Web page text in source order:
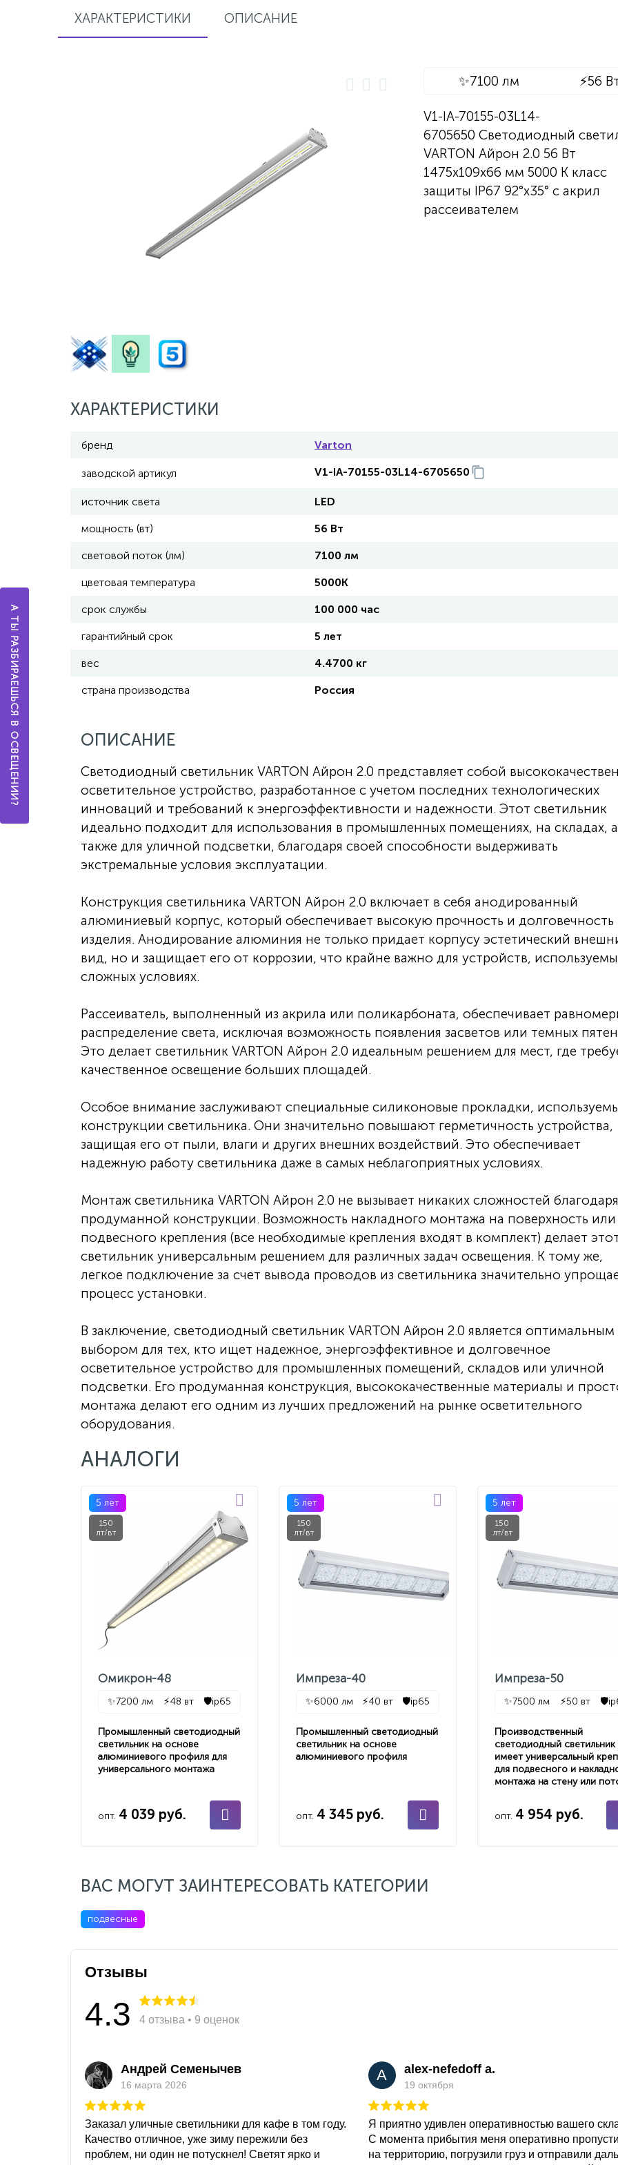
ХАРАКТЕРИСТИКИ ОПИСАНИЕ
✨7100 лм ⚡56
V1-IA-70155-03L14-
6705650 Светодиодный
VARTON Айрон 2.0 56 Вт
1475х109х66 мм 5000 K класс
защиты IP67 92°x35° с акрил
рассеивателем
ХАРАКТЕРИСТИКИ
бренд Varton
заводской артикул V1-IA-70155-03L14-6705650
источник света LED
мощность (вт) 56 Вт
световой поток (лм) 7100 лм
цветовая температура 5000K
срок службы 100 000 час
гарантийный срок 5 лет
вес 4.4700 кг
страна производства Россия
ОПИСАНИЕ
Светодиодный светильник VARTON Айрон 2.0 представляет собой
осветительное устройство, разработанное с учетом последних технологических
инноваций и требований к энергоэффективности и надежности. Этот светильник
идеально подходит для использования в промышленных помещениях, на складах, а
также для уличной подсветки, благодаря своей способности выдерживать
экстремальные условия эксплуатации.
Конструкция светильника VARTON Айрон 2.0 включает в себя анодированный
алюминиевый корпус, который обеспечивает высокую прочность и долговечность
изделия. Анодирование алюминия не только придает корпусу эстетический
вид, но и защищает его от коррозии, что крайне важно для устройств,
сложных условиях.
Рассеиватель, выполненный из акрила или поликарбоната, обеспечивает
распределение света, исключая возможность появления засветов или темных
Это делает светильник VARTON Айрон 2.0 идеальным решением для мест, где
качественное освещение больших площадей.
Особое внимание заслуживают специальные силиконовые прокладки,
конструкции светильника. Они значительно повышают герметичность устройства,
защищая его от пыли, влаги и других внешних воздействий. Это обеспечивает
надежную работу светильника даже в самых неблагоприятных условиях.
Монтаж светильника VARTON Айрон 2.0 не вызывает никаких сложностей благодаря
продуманной конструкции. Возможность накладного монтажа на поверхность или
подвесного крепления (все необходимые крепления входят в комплект) делает
светильник универсальным решением для различных задач освещения. К тому же,
легкое подключение за счет вывода проводов из светильника значительно
процесс установки.
В заключение, светодиодный светильник VARTON Айрон 2.0 является оптимальным
выбором для тех, кто ищет надежное, энергоэффективное и долговечное
осветительное устройство для промышленных помещений, складов или уличной
подсветки. Его продуманная конструкция, высококачественные материалы и
монтажа делают его одним из лучших предложений на рынке осветительного
оборудования.
АНАЛОГИ
5 лет
150
лт/вт
Омикрон-48
✨7200 лм ⚡48 вт 🛡️ip65
Промышленный светодиодный
светильник на основе
алюминиевого профиля для
универсального монтажа
опт. 4 039 руб.
5 лет
150
лт/вт
Импреза-40
✨6000 лм ⚡40 вт 🛡️ip65
Промышленный светодиодный
светильник на основе
алюминиевого профиля
опт. 4 345 руб.
5 лет
150
лт/вт
Импреза-50
✨7500 лм ⚡50 вт 🛡️
Производственный
светодиодный светильник
имеет универсальный
для подвесного и
монтажа на стену или
опт. 4 954 руб.
ВАС МОГУТ ЗАИНТЕРЕСОВАТЬ КАТЕГОРИИ
подвесные
Отзывы
4.3 4 отзыва • 9 оценок
Андрей Семенычев
16 марта 2026
Заказал уличные светильники для кафе в том году.
Качество отличное, уже зиму пережили без
проблем, ни один не потускнел! Светят ярко и
A alex-nefedoff a.
19 октября
Я приятно удивлен оперативностью вашего
С момента прибытия меня оперативно
на территорию, погрузили груз и отправили
А ТЫ РАЗБИРАЕШЬСЯ В ОСВЕЩЕНИИ?